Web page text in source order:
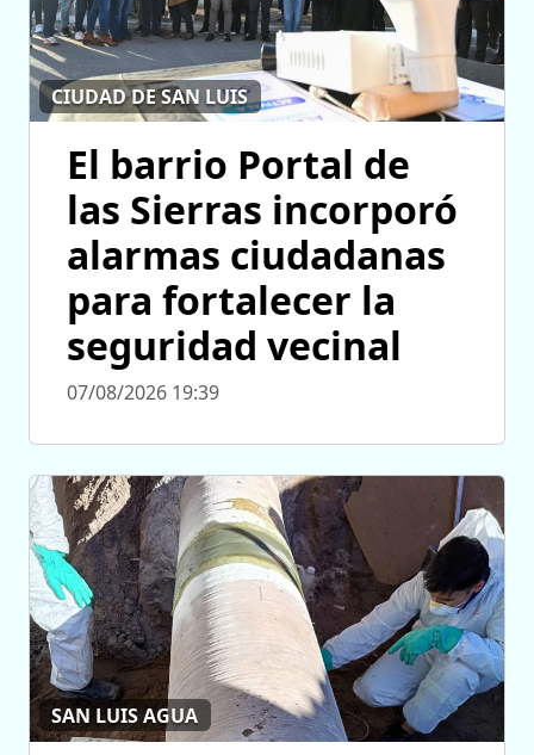
CIUDAD DE SAN LUIS
El barrio Portal de
las Sierras incorporó
alarmas ciudadanas
para fortalecer la
seguridad vecinal
07/08/2026 19:39
SAN LUIS AGUA